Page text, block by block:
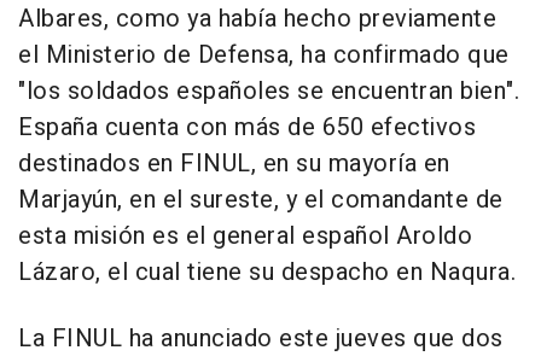
Albares, como ya había hecho previamente
el Ministerio de Defensa, ha confirmado que
"los soldados españoles se encuentran bien".
España cuenta con más de 650 efectivos
destinados en FINUL, en su mayoría en
Marjayún, en el sureste, y el comandante de
esta misión es el general español Aroldo
Lázaro, el cual tiene su despacho en Naqura.
La FINUL ha anunciado este jueves que dos